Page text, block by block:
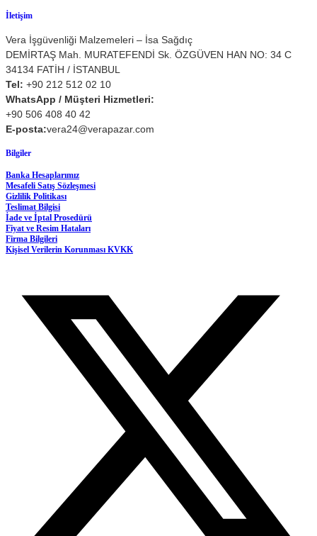
İletişim
Vera İşgüvenliği Malzemeleri – İsa Sağdıç
DEMİRTAŞ Mah. MURATEFENDİ Sk. ÖZGÜVEN HAN NO: 34 C
34134 FATİH / İSTANBUL
Tel: +90 212 512 02 10
WhatsApp / Müşteri Hizmetleri:
+90 506 408 40 42
E-posta:vera24@verapazar.com
Bilgiler
Banka Hesaplarımız
Mesafeli Satış Sözleşmesi
Gizlilik Politikası
Teslimat Bilgisi
İade ve İptal Prosedürü
Fiyat ve Resim Hataları
Firma Bilgileri
Kişisel Verilerin Korunması KVKK